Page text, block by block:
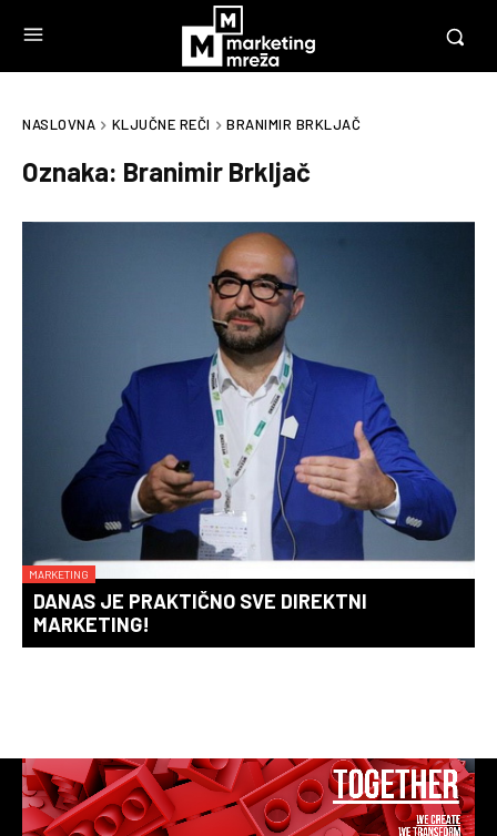
NASLOVNA KLJUČNE REČI BRANIMIR BRKLJAČ
Oznaka: Branimir Brkljač
MARKETING
DANAS JE PRAKTIČNO SVE DIREKTNI
MARKETING!